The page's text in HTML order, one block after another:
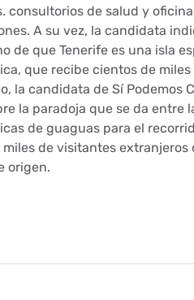
consultorios de salud y
A su vez, la candidata
de que Tenerife es una isla
que recibe cientos de
la candidata de Sí Podemos
la paradoja que se da entre
de guaguas para el
de visitantes
origen.